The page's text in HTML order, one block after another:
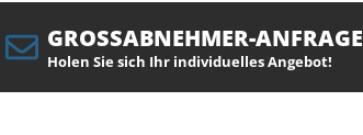
GROSSABNEHMER-ANFRAGE
Holen Sie sich Ihr individuelles Angebot!